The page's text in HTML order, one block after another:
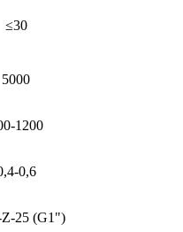
≤30
5000
1200
0,6
25 (G1")